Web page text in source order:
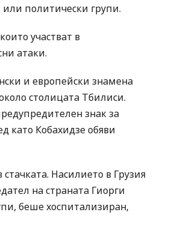
или политически групи.
участват в
атаки.
и европейски знамена
столицата Тбилиси.
знак за
като Кобахидзе обяви
Насилието в Грузия
на страната Гиорги
беше хоспитализиран,